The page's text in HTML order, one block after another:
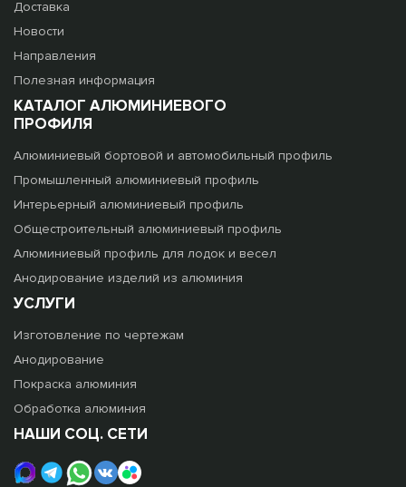
Доставка
Новости
Направления
Полезная информация
КАТАЛОГ АЛЮМИНИЕВОГО
ПРОФИЛЯ
Алюминиевый бортовой и автомобильный профиль
Промышленный алюминиевый профиль
Интерьерный алюминиевый профиль
Общестроительный алюминиевый профиль
Алюминиевый профиль для лодок и весел
Анодирование изделий из алюминия
УСЛУГИ
Изготовление по чертежам
Анодирование
Покраска алюминия
Обработка алюминия
НАШИ СОЦ. СЕТИ